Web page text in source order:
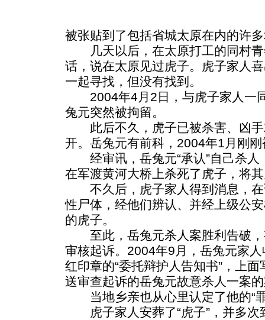
被张贴到了包括省城太原在内的许
几天以后，在太原打工的同村青
话，说在太原见过虎子。虎子家人
一起寻找，但没有找到。
2004年4月2日，与虎子家人一
兔元突然被拘留。
此后不久，虎子已被杀害、凶手
开。岳兔元有前科，2004年1月刚
经审讯，岳兔元“承认”自己杀人
在军渡黄河大桥上杀死了虎子，将
不久后，虎子家人得到消息，在
性尸体，经他们辨认、并经上级公
的虎子。
至此，岳兔元杀人案胜利告破，
审核起诉。2004年9月，岳兔元家
红印章的“委托辩护人告知书”，上
送审查起诉的岳兔元故意杀人一案
当地乡亲也从心里认定了他的“
虎子家人安葬了“虎子”，并多次